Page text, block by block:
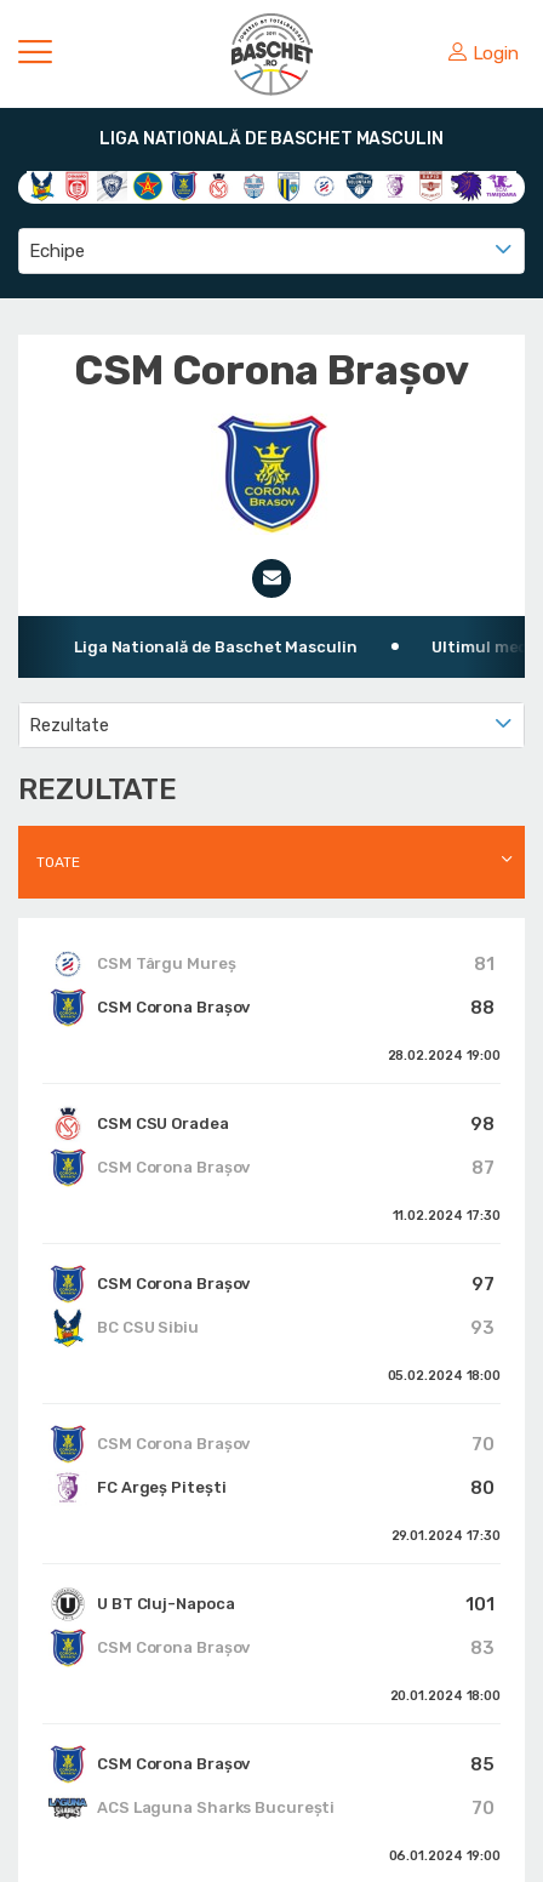
Login
LIGA NATIONALĂ DE BASCHET MASCULIN
Echipe
CSM Corona Braşov
Liga Natională de Baschet Masculin Ultimul meci: CSM
Rezultate
REZULTATE
TOATE
CSM Târgu Mureș
81
88
CSM Corona Braşov
28.02.2024 19:00
CSM CSU Oradea
98
87
CSM Corona Braşov
11.02.2024 17:30
CSM Corona Braşov
97
93
BC CSU Sibiu
05.02.2024 18:00
CSM Corona Braşov
70
80
FC Argeș Pitești
29.01.2024 17:30
U BT Cluj-Napoca
101
83
CSM Corona Braşov
20.01.2024 18:00
CSM Corona Braşov
85
70
ACS Laguna Sharks București
06.01.2024 19:00